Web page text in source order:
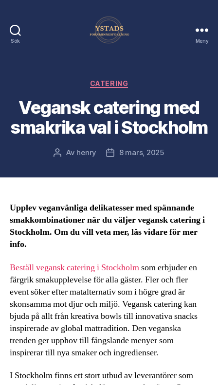
Sök Meny
Kategorier
CATERING
Vegansk catering med
smakrika val i Stockholm
Inläggsförfattare
Av henry Inläggsdatum
8 mars, 2025
Upplev veganvänliga delikatesser med spännande
smakkombinationer när du väljer vegansk catering i
Stockholm. Om du vill veta mer, läs vidare för mer
info.
Beställ vegansk catering i Stockholmsom erbjuder en
färgrik smakupplevelse för alla gäster. Fler och fler
event söker efter matalternativ som i högre grad är
skonsamma mot djur och miljö. Vegansk catering kan
bjuda på allt från kreativa bowls till innovativa snacks
inspirerade av global mattradition. Den veganska
trenden ger upphov till fängslande menyer som
inspirerar till nya smaker och ingredienser.
I Stockholm finns ett stort utbud av leverantörer som